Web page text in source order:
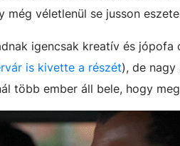
még véletlenül se jusson
igencsak kreatív és jópofa
is kivette a részét), de
több ember áll bele, hogy